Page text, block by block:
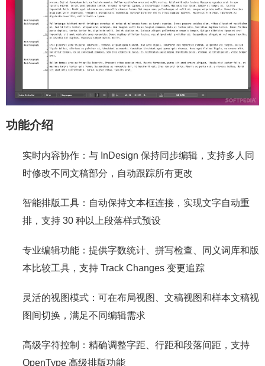
功能介绍
实时内容协作：与 InDesign 保持同步编辑，支持多人同
时修改不同文稿部分，自动跟踪所有更改
智能排版工具：自动保持文本框连接，实现文字自动重
排，支持 30 种以上段落样式预设
专业编辑功能：提供字数统计、拼写检查、同义词库和版
本比较工具，支持 Track Changes 变更追踪
灵活的视图模式：可在布局视图、文稿视图和样本文稿视
图间切换，满足不同编辑需求
高级字符控制：精确调整字距、行距和段落间距，支持
OpenType 高级排版功能